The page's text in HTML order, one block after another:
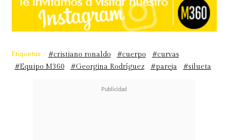
Etiquetas : #cristiano ronaldo #cuerpo
#curvas
#Equipo M360
#Georgina Rodríguez #pareja #silueta